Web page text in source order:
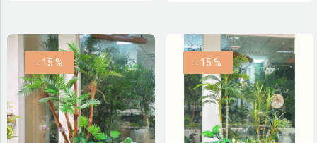
- 15 % - 15 %